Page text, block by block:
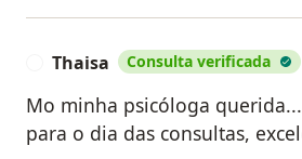
Thaisa Consulta verificada
Mo minha psicóloga
para o dia das consultas,